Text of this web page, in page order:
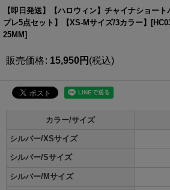
【即日発送】【ハロウィン】チャイナショー
プレ5点セット】【XS-Mサイズ/3カラー】
25MM]
販売価格: 15,950円 (税込)
カラー/サイズ
シルバー/XSサイズ
シルバー/Sサイズ
シルバー/Mサイズ